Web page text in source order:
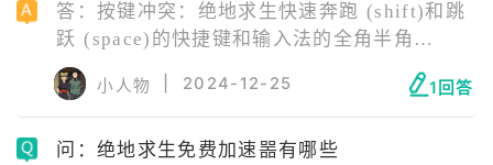
答：按键冲突：绝地求生快速奔跑 (shift)和跳
跃 (space)的快捷键和输入法的全角半角
(shift+space)切换冲突了。解决方法是在电脑
右下角右键输入法，选择高级键设置，点击全
角半角切换，选择更改按键顺序，先勾选启用
按键顺序，再取消勾选。
小人物 2024-12-25 1回答
问：绝地求生免费加速噐有哪些